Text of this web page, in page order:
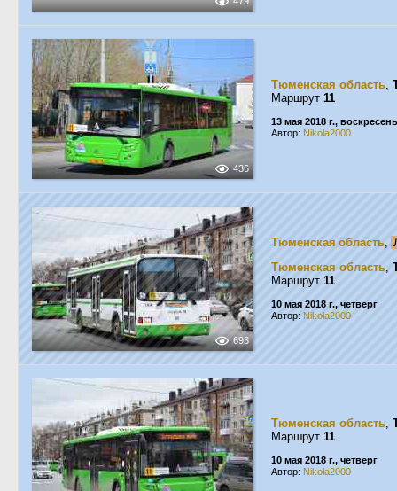
436
Тюменская область,
Маршрут 11
13 мая 2018 г.,
Автор: Nikola2000
693
Тюменская область,
Тюменская область,
Маршрут 11
10 мая 2018 г., четверг
Автор: Nikola2000
Тюменская область,
Маршрут 11
10 мая 2018 г., четверг
Автор: Nikola2000